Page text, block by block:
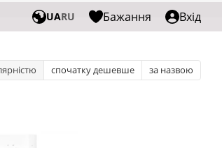
UARU Бажання Вхід
спочатку дешевше за назвою